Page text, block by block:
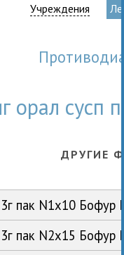
Учреждения
орал
ДРУГИЕ
пак N1x10
пак N2x15